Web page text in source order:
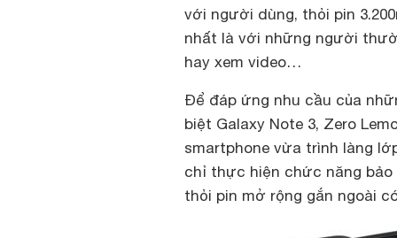
với người dùng, thỏi pin
nhất là với những người
hay xem video…
Để đáp ứng nhu cầu của
biệt Galaxy Note 3, Zero
smartphone vừa trình làng
chỉ thực hiện chức năng
thỏi pin mở rộng gắn ngoài